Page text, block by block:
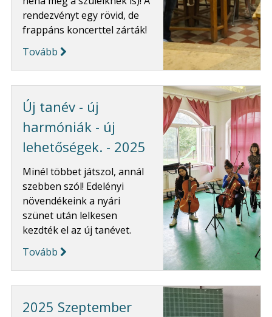
rendezvényt egy rövid, de
frappáns koncerttel zárták!
Tovább
Új tanév - új
harmóniák - új
lehetőségek. - 2025
Minél többet játszol, annál
szebben szól! Edelényi
növendékeink a nyári
szünet után lelkesen
kezdték el az új tanévet.
Tovább
2025 Szeptember